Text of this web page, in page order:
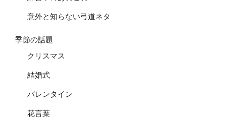
意外と知らない弓道ネタ
季節の話題
クリスマス
結婚式
バレンタイン
花言葉